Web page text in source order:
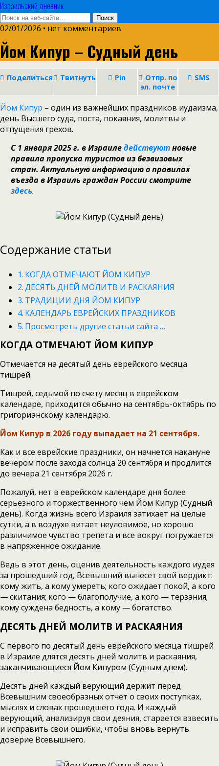
Израильский дневник
02/01/2026 • нет комментариев
Йом Кипур – Судный день
Поделиться Твитнуть Pin
Отпр. по
эл. почте
SMS
Йом Кипур – один из важнейших праздников иудаизма,
день Высшего суда, поста, покаяния, молитвы и
отпущения грехов.
С 1 января 2025 г. вИзраиледействуютновые
правила пропуска туристов из безвизовых
стран.Актуальную информацию о правилах
въезда в Израиль граждан России смотрите
здесь.
Содержание статьи
КОГДА ОТМЕЧАЮТ ЙОМ КИПУР
ДЕСЯТЬ ДНЕЙ МОЛИТВ И РАСКАЯНИЯ
ТРАДИЦИИ ДНЯ ЙОМ КИПУР
КАЛЕНДАРЬ ЕВРЕЙСКИХ ПРАЗДНИКОВ
Просмотреть другие статьи сайта …
КОГДА ОТМЕЧАЮТ ЙОМ КИПУР
Отмечается на десятый день еврейского месяца
тишрей.
Тишрей, седьмой по счету месяц в еврейском
календаре, приходится обычно на сентябрь-октябрь по
григорианскому календарю.
Йом Кипур в 2026 году выпадает на 21 сентября.
Как и все еврейские праздники, он начнется накануне
вечером после захода солнца 20 сентября и продлится
до вечера 21 сентября 2026 г.
Пожалуй, нет в еврейском календаре дня более
серьезного и торжественного чем Йом Кипур (Судный
день). Когда жизнь всего Израиля затихает на целые
сутки, а в воздухе витает неуловимое, но хорошо
различимое чувство трепета и все вокруг погружается
в напряженное ожидание.
Ведь в этот день, оценив деятельность каждого иудея
за прошедший год, Всевышний вынесет свой вердикт:
кому жить, а кому умереть; кого ожидает покой, а кого
— скитания; кого — благополучие, а кого — терзания;
кому суждена бедность, а кому — богатство.
ДЕСЯТЬ ДНЕЙ МОЛИТВ И РАСКАЯНИЯ
С первого по десятый день еврейского месяца тишрей
в Израиле длятся десять дней молитв и раскаяния,
заканчивающиеся Йом Кипуром (Судным днем).
Десять дней каждый верующий держит перед
Всевышним своеобразных отчет о своих поступках,
мыслях и словах прошедшего года. И каждый
верующий, анализируя свои деяния, старается взвесить
и исправить свои ошибки, чтобы вновь вернуть
доверие Всевышнего.